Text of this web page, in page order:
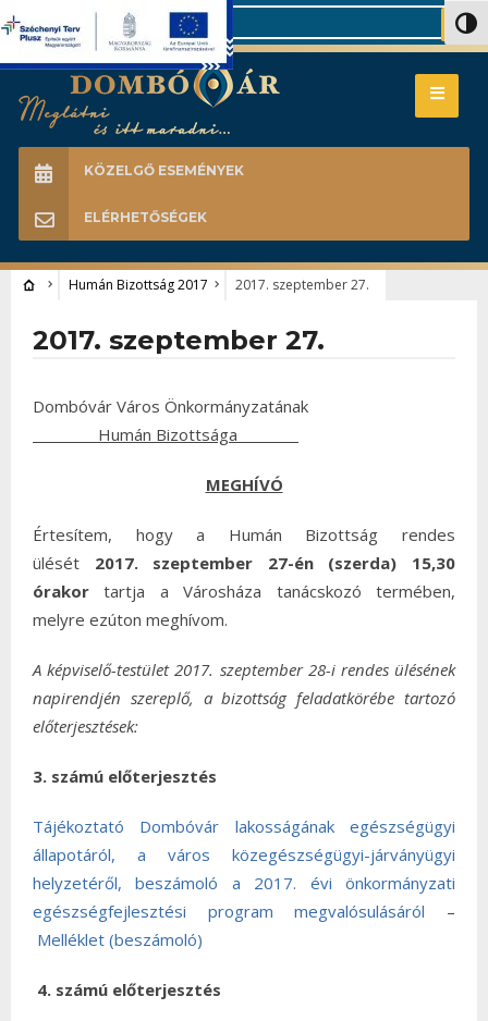
Search
KÖZELGŐ ESEMÉNYEK
ELÉRHETŐSÉGEK
Humán Bizottság 2017 2017. szeptember 27.
2017. szeptember 27.
Dombóvár Város Önkormányzatának
Humán Bizottsága
MEGHÍVÓ
Értesítem, hogy a Humán Bizottság rendes
ülését 2017. szeptember 27-én (szerda) 15,30
órakor tartja a Városháza tanácskozó termében,
melyre ezúton meghívom.
A képviselő-testület 2017. szeptember 28-i rendes ülésének
napirendjén szereplő, a bizottság feladatkörébe tartozó
előterjesztések:
3. számú előterjesztés
Tájékoztató Dombóvár lakosságának egészségügyi
állapotáról, a város közegészségügyi-járványügyi
helyzetéről, beszámoló a 2017. évi önkormányzati
egészségfejlesztési program megvalósulásáról –
Melléklet (beszámoló)
4. számú előterjesztés